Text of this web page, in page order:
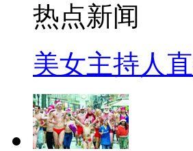
热点新闻
美女主持人